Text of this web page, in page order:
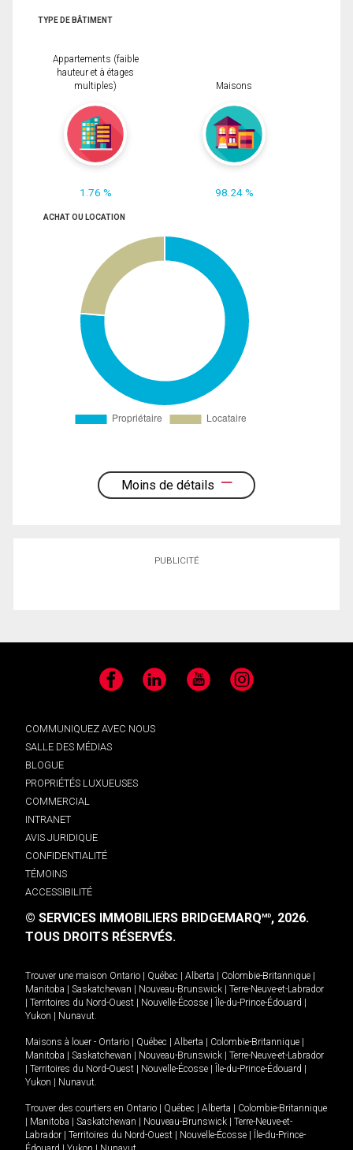
TYPE DE BÂTIMENT
Appartements (faible
hauteur et à étages
multiples)
1.76 %
Maisons
98.24 %
ACHAT OU LOCATION
Moins de détails
PUBLICITÉ
Facebook LinkedIn YouTube Instagram
COMMUNIQUEZ AVEC NOUS
SALLE DES MÉDIAS
BLOGUE
PROPRIÉTÉS LUXUEUSES
COMMERCIAL
INTRANET
AVIS JURIDIQUE
CONFIDENTIALITÉ
TÉMOINS
ACCESSIBILITÉ
© SERVICES IMMOBILIERS BRIDGEMARQMD, 2026.
TOUS DROITS RÉSERVÉS.
Trouver une maison Ontario Québec Alberta Colombie-Britannique
Manitoba
Saskatchewan Nouveau-Brunswick
Terre-Neuve-et-Labrador
Territoires du Nord-Ouest Nouvelle-Écosse Île-du-Prince-Édouard
Yukon
Nunavut.
Maisons à louer - Ontario Québec Alberta Colombie-Britannique
Manitoba
Saskatchewan Nouveau-Brunswick
Terre-Neuve-et-Labrador
Territoires du Nord-Ouest Nouvelle-Écosse Île-du-Prince-Édouard
Yukon
Nunavut.
Trouver des courtiers en Ontario Québec Alberta
Colombie-Britannique
Manitoba Saskatchewan Nouveau-Brunswick
Terre-Neuve-et-
Labrador
Territoires du Nord-Ouest Nouvelle-Écosse
Île-du-Prince-